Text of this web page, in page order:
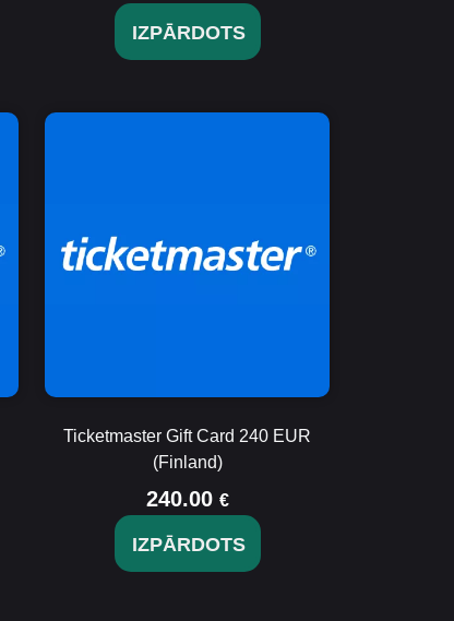
IZPĀRDOTS
Ticketmaster Gift Card 240 EUR
(Finland)
240.00 €
IZPĀRDOTS